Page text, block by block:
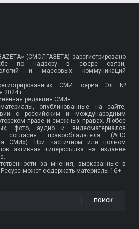
(СМОЛГАЗЕТА) зарегистрировано
по надзору в сфере связи,
и массовых коммуникаций
СМИ: серия Эл №
2024 г.
редакция СМИ».
опубликованные на сайте,
с российским и международным
праве и смежных правах. Любое
фото, аудио и видеоматериалов
правообладателя (АНО
СМИ»). При частичном или полном
активная гиперссылка на издание
за мнения, высказанные в
может содержать материалы 16+.
ПОИСК